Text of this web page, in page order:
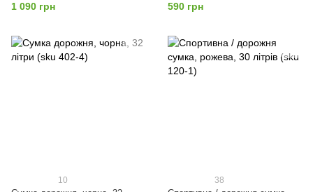
1 090 грн 590 грн
10 38